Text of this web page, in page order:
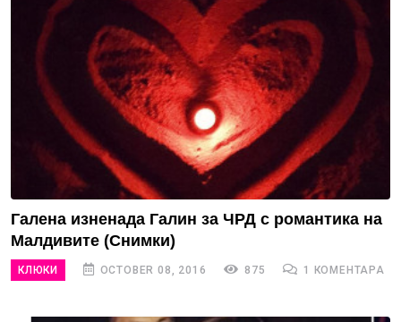
Галена изненада Галин за ЧРД с романтика на
Малдивите (Снимки)
КЛЮКИ OCTOBER 08, 2016 875 1 КОМЕНТАРА